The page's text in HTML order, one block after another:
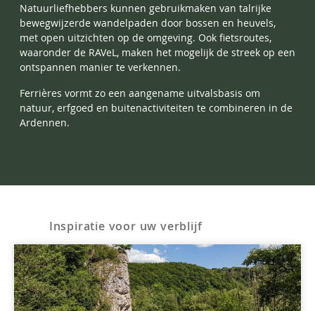
Natuurliefhebbers kunnen gebruikmaken van talrijke
bewegwijzerde wandelpaden door bossen en heuvels,
met open uitzichten op de omgeving. Ook fietsroutes,
waaronder de RAVeL, maken het mogelijk de streek op een
ontspannen manier te verkennen.
Ferrières vormt zo een aangename uitvalsbasis om
natuur, erfgoed en buitenactiviteiten te combineren in de
Ardennen.
Inspiratie voor uw verblijf